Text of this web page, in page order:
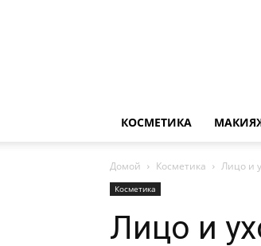
КОСМЕТИКА
Домой Косметика Лицо и
Косметика
Лицо и